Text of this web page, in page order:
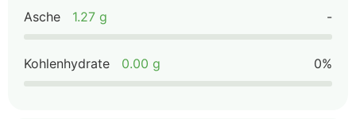
Asche 1.27 g -
Kohlenhydrate 0.00 g 0%